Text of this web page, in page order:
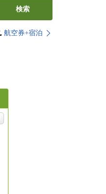
検索
航空券+宿泊